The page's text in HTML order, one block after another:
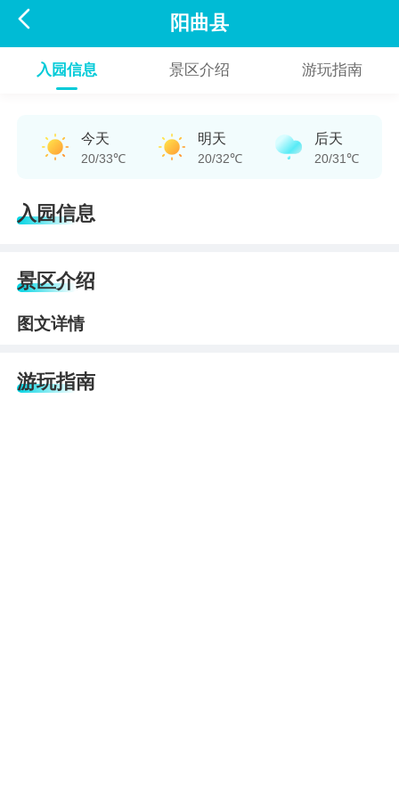
 阳曲县
入园信息 景区介绍 游玩指南
今天
20/33℃
明天
20/32℃
后天
20/31℃
入园信息
景区介绍
图文详情
游玩指南